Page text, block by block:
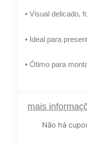
mais
Não há
• Visual delicado,
• Ideal para
• Ótimo para